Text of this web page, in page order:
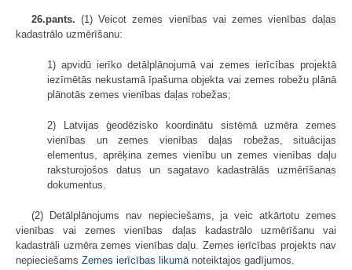
26.pants. (1) Veicot zemes vienības vai zemes vienības daļas
kadastrālo uzmērīšanu:
1) apvidū ierīko detālplānojumā vai zemes ierīcības projektā
iezīmētās nekustamā īpašuma objekta vai zemes robežu plānā
plānotās zemes vienības daļas robežas;
2) Latvijas ģeodēzisko koordinātu sistēmā uzmēra zemes
vienības un zemes vienības daļas robežas, situācijas
elementus, aprēķina zemes vienību un zemes vienības daļu
raksturojošos datus un sagatavo kadastrālās uzmērīšanas
dokumentus.
(2) Detālplānojums nav nepieciešams, ja veic atkārtotu zemes
vienības vai zemes vienības daļas kadastrālo uzmērīšanu vai
kadastrāli uzmēra zemes vienības daļu. Zemes ierīcības projekts nav
nepieciešams Zemes ierīcības likumānoteiktajos gadījumos.